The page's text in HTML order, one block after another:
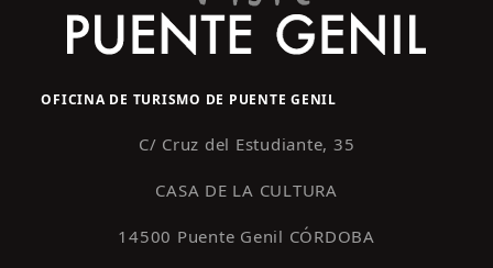
OFICINA DE TURISMO DE PUENTE GENIL
C/ Cruz del Estudiante, 35
CASA DE LA CULTURA
14500 Puente Genil CÓRDOBA